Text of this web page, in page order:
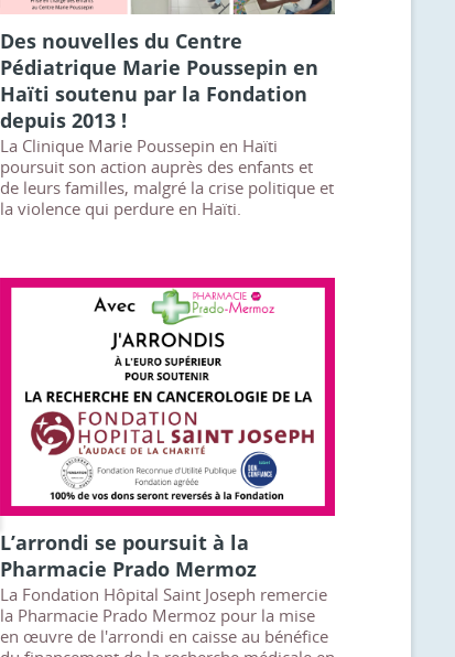
Des nouvelles du Centre
Pédiatrique Marie Poussepin en
Haïti soutenu par la Fondation
depuis 2013 !
La Clinique Marie Poussepin en Haïti
poursuit son action auprès des enfants et
de leurs familles, malgré la crise politique et
la violence qui perdure en Haïti.
L’arrondi se poursuit à la
Pharmacie Prado Mermoz
La Fondation Hôpital Saint Joseph remercie
la Pharmacie Prado Mermoz pour la mise
en œuvre de l'arrondi en caisse au bénéfice